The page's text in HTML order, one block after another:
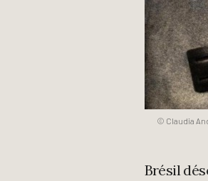
© Claudia
Brésil